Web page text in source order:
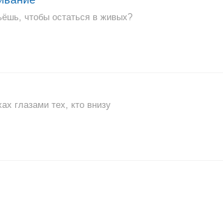
чтобы остаться в живых?
глазами тех, кто внизу